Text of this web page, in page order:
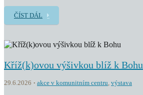
ČÍST DÁL
Kříž(k)ovou výšivkou blíž k Bohu
29.6.2026 akce v komunitním centru, výstava